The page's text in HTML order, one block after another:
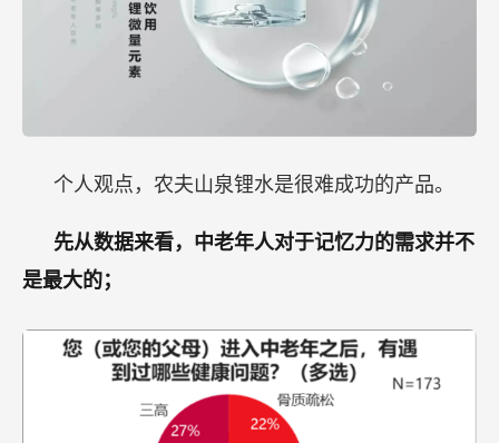
个人观点，农夫山泉锂水是很难成功的产品。
先从数据来看，中老年人对于记忆力的需求并不
是最大的；